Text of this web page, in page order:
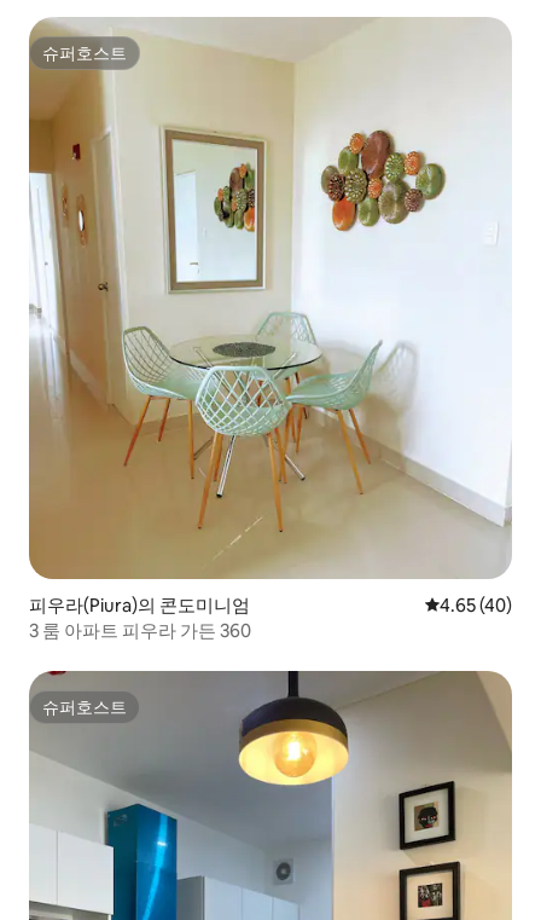
슈퍼호스트
슈퍼호스트
피우라(Piura)의 콘도미니엄 평점 4.65점(5
4.65 (40)
3 룸 아파트 피우라 가든 360
슈퍼호스트
슈퍼호스트